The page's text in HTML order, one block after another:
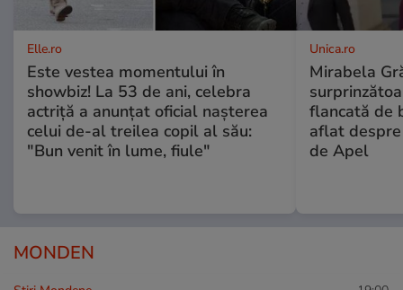
Elle.ro
Este vestea momentului în
showbiz! La 53 de ani, celebra
actriță a anunțat oficial nașterea
celui de-al treilea copil al său:
"Bun venit în lume, fiule"
Unica.ro
Mirabela
flancată de
aflat
de Apel
MONDEN